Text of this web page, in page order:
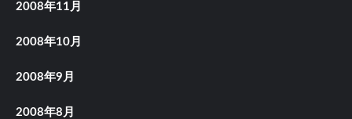
2008年11月
2008年10月
2008年9月
2008年8月